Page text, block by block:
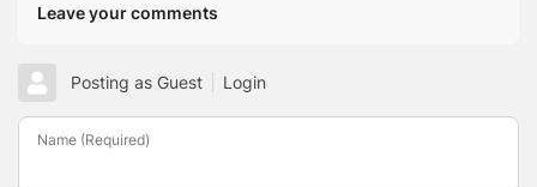
Leave your comments
Posting as Guest Login
Name (Required)